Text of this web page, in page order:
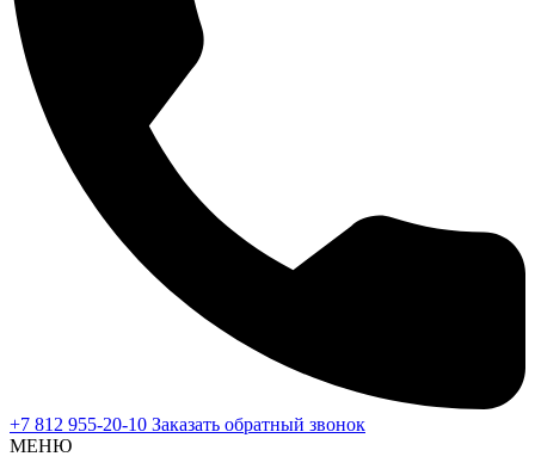
+7 812 955-20-10 Заказать обратный звонок
МЕНЮ